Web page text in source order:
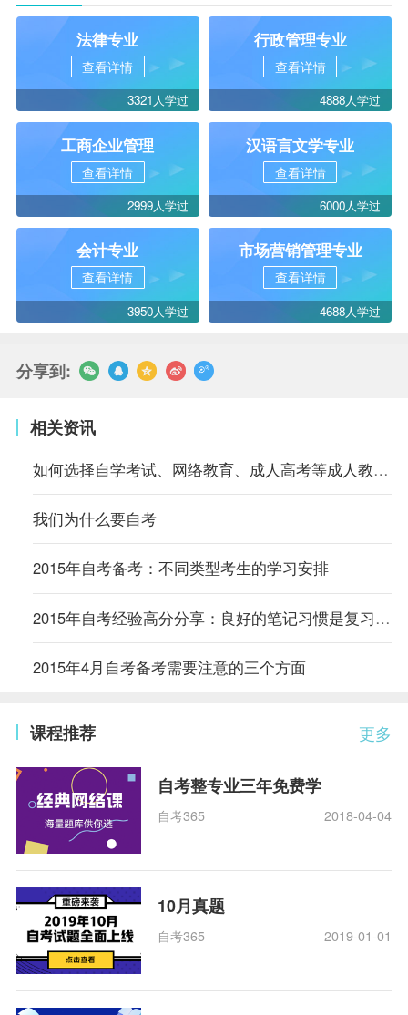
法律专业
查看详情
3321人学过
行政管理专业
查看详情
4888人学过
工商企业管理
查看详情
2999人学过
汉语言文学专业
查看详情
6000人学过
会计专业
查看详情
3950人学过
市场营销管理专业
查看详情
4688人学过
分享到:
相关资讯
如何选择自学考试、网络教育、成人高考等成人教育？
我们为什么要自考
2015年自考备考：不同类型考生的学习安排
2015年自考经验高分分享：良好的笔记习惯是复习的关键
2015年4月自考备考需要注意的三个方面
更多
课程推荐
自考整专业三年免费学
自考365 2018-04-04
10月真题
自考365 2019-01-01